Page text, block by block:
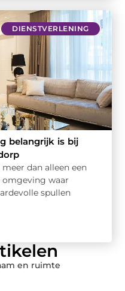
DIENSTVERLENING
belangrijk is bij
dan alleen een
omgeving waar
spullen
en ruimte